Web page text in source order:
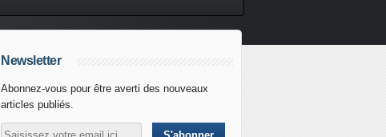
Newsletter
Abonnez-vous pour être averti des nouveaux
articles publiés.